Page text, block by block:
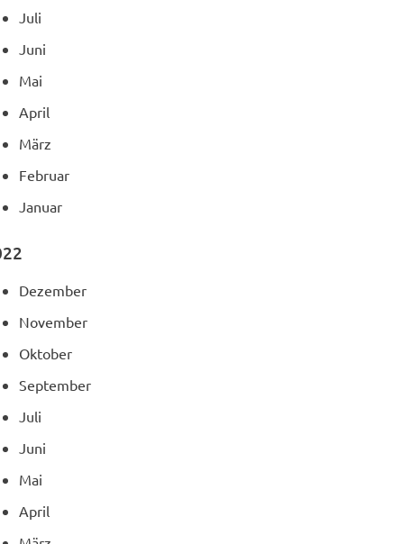
Juli
Juni
Mai
April
März
Februar
Januar
Dezember
November
Oktober
September
Juli
Juni
Mai
April